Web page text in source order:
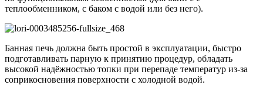
теплообменником, с баком с водой или без него).
Банная печь должна быть простой в эксплуатации, быстро
подготавливать парную к принятию процедур, обладать
высокой надёжностью топки при перепаде температур из-за
соприкосновения поверхности с холодной водой.